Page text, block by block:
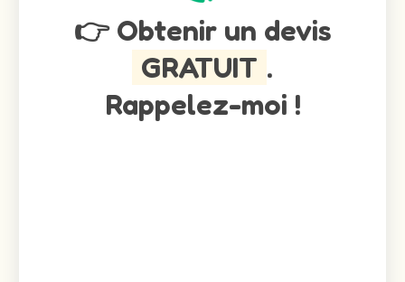
👉 Obtenir un devis
GRATUIT .
Rappelez-moi !